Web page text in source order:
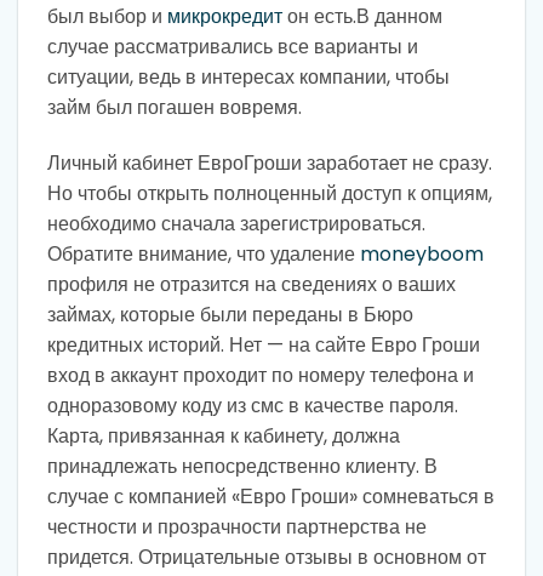
был выбор и микрокредитон есть.В данном
случае рассматривались все варианты и
ситуации, ведь в интересах компании, чтобы
займ был погашен вовремя.
Личный кабинет ЕвроГроши заработает не сразу.
Но чтобы открыть полноценный доступ к опциям,
необходимо сначала зарегистрироваться.
Обратите внимание, что удаление moneyboom
профиля не отразится на сведениях о ваших
займах, которые были переданы в Бюро
кредитных историй. Нет — на сайте Евро Гроши
вход в аккаунт проходит по номеру телефона и
одноразовому коду из смс в качестве пароля.
Карта, привязанная к кабинету, должна
принадлежать непосредственно клиенту. В
случае с компанией «Евро Гроши» сомневаться в
честности и прозрачности партнерства не
придется. Отрицательные отзывы в основном от